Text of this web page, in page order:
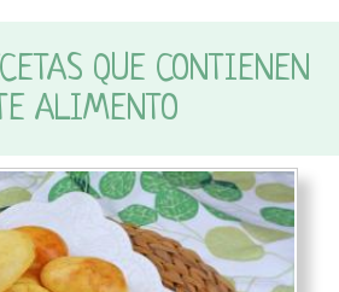
QUE CONTIENEN
ALIMENTO